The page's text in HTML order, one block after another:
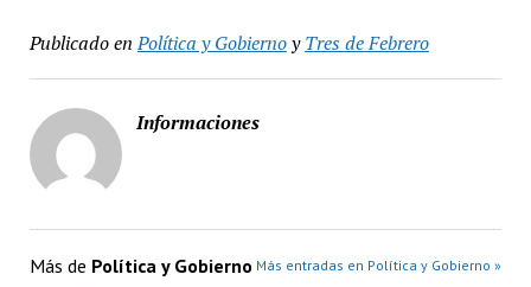
Publicado en Política y GobiernoyTres de Febrero
Informaciones
Más de Política y Gobierno Más entradas en Política y Gobierno »